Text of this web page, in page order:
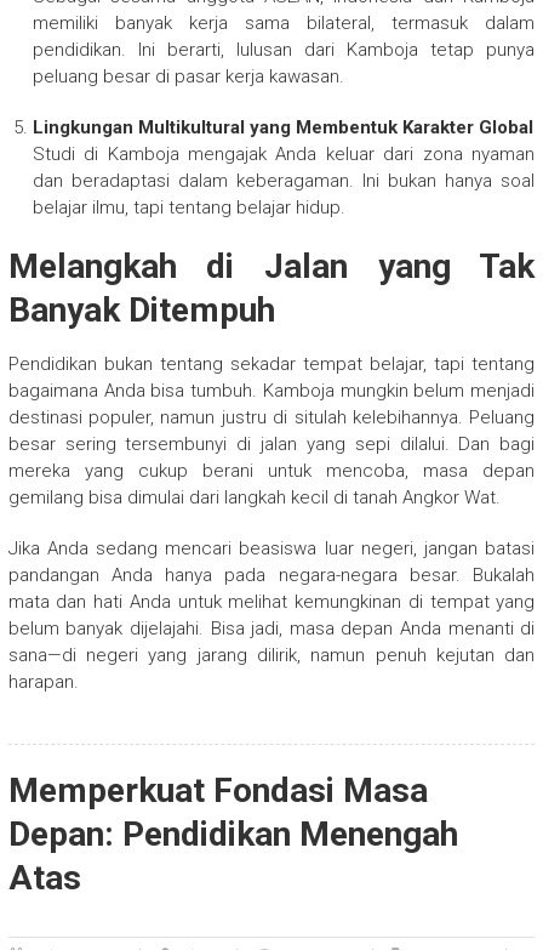
memiliki banyak kerja sama bilateral, termasuk dalam
pendidikan. Ini berarti, lulusan dari Kamboja tetap punya
peluang besar di pasar kerja kawasan.
Lingkungan Multikultural yang Membentuk Karakter Global
Studi di Kamboja mengajak Anda keluar dari zona nyaman
dan beradaptasi dalam keberagaman. Ini bukan hanya soal
belajar ilmu, tapi tentang belajar hidup.
Melangkah di Jalan yang Tak
Banyak Ditempuh
Pendidikan bukan tentang sekadar tempat belajar, tapi tentang
bagaimana Anda bisa tumbuh. Kamboja mungkin belum menjadi
destinasi populer, namun justru di situlah kelebihannya. Peluang
besar sering tersembunyi di jalan yang sepi dilalui. Dan bagi
mereka yang cukup berani untuk mencoba, masa depan
gemilang bisa dimulai dari langkah kecil di tanah Angkor Wat.
Jika Anda sedang mencari beasiswa luar negeri, jangan batasi
pandangan Anda hanya pada negara-negara besar. Bukalah
mata dan hati Anda untuk melihat kemungkinan di tempat yang
belum banyak dijelajahi. Bisa jadi, masa depan Anda menanti di
sana—di negeri yang jarang dilirik, namun penuh kejutan dan
harapan.
Memperkuat Fondasi Masa
Depan: Pendidikan Menengah
Atas